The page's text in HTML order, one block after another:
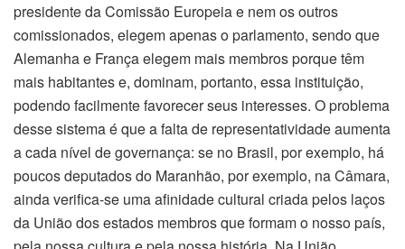
presidente da Comissão Europeia e nem os outros
comissionados, elegem apenas o parlamento, sendo que
Alemanha e França elegem mais membros porque têm
mais habitantes e, dominam, portanto, essa instituição,
podendo facilmente favorecer seus interesses. O problema
desse sistema é que a falta de representatividade aumenta
a cada nível de governança: se no Brasil, por exemplo, há
poucos deputados do Maranhão, por exemplo, na Câmara,
ainda verifica-se uma afinidade cultural criada pelos laços
da União dos estados membros que formam o nosso país,